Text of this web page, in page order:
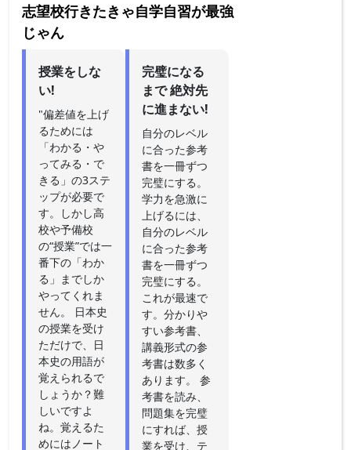
志望校行きたきゃ自学自習が最強
じゃん
授業をしな
い!
"偏差値を上げ
るためには
「わかる・や
ってみる・で
きる」の3ステ
ップが必要で
す。しかし高
校や予備校
の“授業”では一
番下の「わか
る」までしか
やってくれま
せん。 日本史
の授業を受け
ただけで、日
本史の用語が
覚えられるで
しょうか？難
しいですよ
ね。覚えるた
めにはノート
完璧になる
まで 絶対先
に進まない!
自分のレベル
に合った参考
書を一冊ずつ
完璧にする。
学力を急激に
上げるには、
自分のレベル
に合った参考
書を一冊ずつ
完璧にする。
これが最速で
す。分かりや
すい参考書、
講義形式の参
考書は数多く
あります。 参
考書を読み、
問題集を完璧
にすれば、授
業を受け、テ